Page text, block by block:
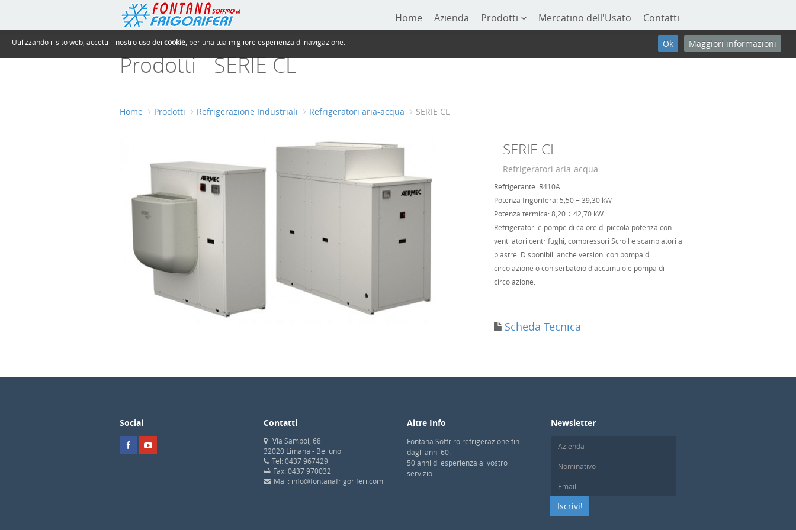
Home Azienda Prodotti Mercatino dell'Usato Contatti
Prodotti - SERIE CL
Home Prodotti Refrigerazione Industriali Refrigeratori aria-acqua SERIE CL
SERIE CL
Refrigeratori aria-acqua
Refrigerante: R410A
Potenza frigorifera: 5,50 ÷ 39,30 kW
Potenza termica: 8,20 ÷ 42,70 kW
Refrigeratori e pompe di calore di piccola potenza con
ventilatori centrifughi, compressori Scroll e scambiatori a
piastre. Disponibili anche versioni con pompa di
circolazione o con serbatoio d'accumulo e pompa di
circolazione.
Scheda Tecnica
Social Contatti
Via Sampoi, 68
32020 Limana - Belluno
Tel: 0437 967429
Fax: 0437 970032
Mail: info@fontanafrigoriferi.com
Altre Info
Fontana Soffriro refrigerazione fin
dagli anni 60.
50 anni di esperienza al vostro
servizio.
Newsletter
Iscrivi!
Utilizzando il sito web, accetti il nostro uso dei cookie , per una tua migliore esperienza di navigazione. Maggiori informazioni
Ok